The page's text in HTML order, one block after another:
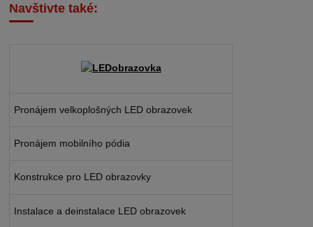
Navštivte také:
Pronájem velkoplošných LED obrazovek
Pronájem mobilního pódia
Konstrukce pro LED obrazovky
Instalace a deinstalace LED obrazovek